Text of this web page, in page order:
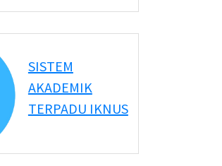
SISTEM
AKADEMIK
TERPADU IKNUS